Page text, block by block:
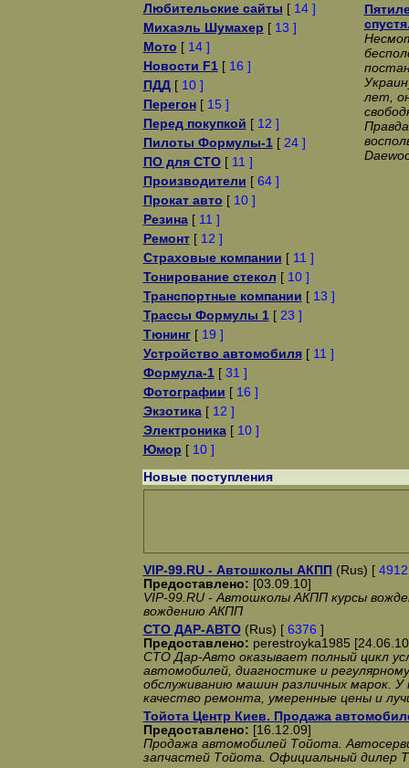
Любительские сайты [ 14 ]
Михаэль Шумахер [ 13 ]
Мото [ 14 ]
Новости F1[ 16 ]
ПДД[ 10 ]
Перегон[ 15 ]
Перед покупкой [ 12 ]
Пилоты Формулы-1[ 24 ]
ПО для СТО[ 11 ]
Производители [ 64 ]
Прокат авто [ 10 ]
Резина[ 11 ]
Ремонт[ 12 ]
Страховые компании [ 11 ]
Тонирование стекол [ 10 ]
Транспортные компании [ 13 ]
Трассы Формулы 1[ 23 ]
Тюнинг[ 19 ]
Устройство автомобиля[ 11 ]
Формула-1[ 31 ]
Фотографии [ 16 ]
Экзотика[ 12 ]
Электроника[ 10 ]
Юмор [ 10 ]
лет,
Новые поступления
VIP-99.RU - Автошколы АКПП (Rus) [ 4912
Предоставлено: [03.09.10]
VIP-99.RU - Автошколы АКПП курсы
вождению АКПП
СТО ДАР-АВТО(Rus) [ 6376 ]
Предоставлено: perestroyka1985
СТО Дар-Авто оказывает полный цикл
автомобилей, диагностике и
обслуживанию машин различных марок. У
качество ремонта, умеренные цены и
Тойота Центр Киев. Продажа
Предоставлено: [16.12.09]
Продажа автомобилей Тойота.
запчастей Тойота. Официальный дилер